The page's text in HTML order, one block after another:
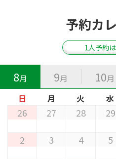
予約カ
1人予約
8月 9月 10月
日
月 火 水
26 27 28 29
2 3 4 5